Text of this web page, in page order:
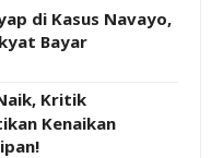
di Kasus Navayo,
Bayar
Kritik
Kenaikan